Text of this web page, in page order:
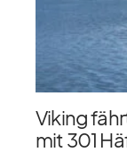
Viking
mit 301